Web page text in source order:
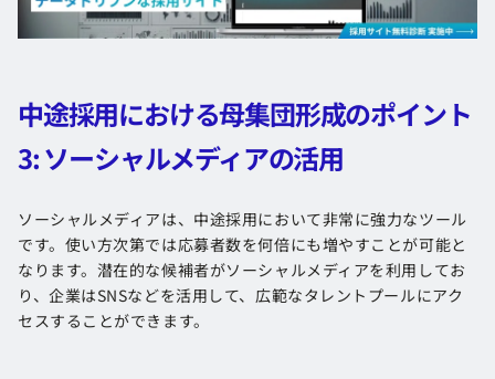
中途採用における母集団形成のポイント
3: ソーシャルメディアの活用
ソーシャルメディアは、中途採用において非常に強力なツール
です。使い方次第では応募者数を何倍にも増やすことが可能と
なります。潜在的な候補者がソーシャルメディアを利用してお
り、企業はSNSなどを活用して、広範なタレントプールにアク
セスすることができます。